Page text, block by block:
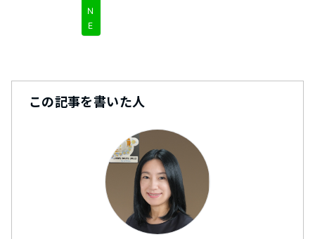
N
E
この記事を書いた人